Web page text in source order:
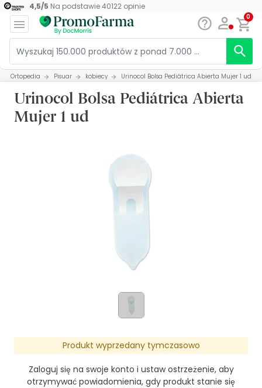
4,5/5 Na podstawie40122opinie
0
Ortopedia Pisuar kobiecy Urinocol Bolsa Pediátrica Abierta Mujer 1 ud
Urinocol Bolsa Pediátrica Abierta
Mujer 1 ud
Produkt wyprzedany tymczasowo
Zaloguj się na swoje konto i ustaw ostrzeżenie, aby
otrzymywać powiadomienia, gdy produkt stanie się